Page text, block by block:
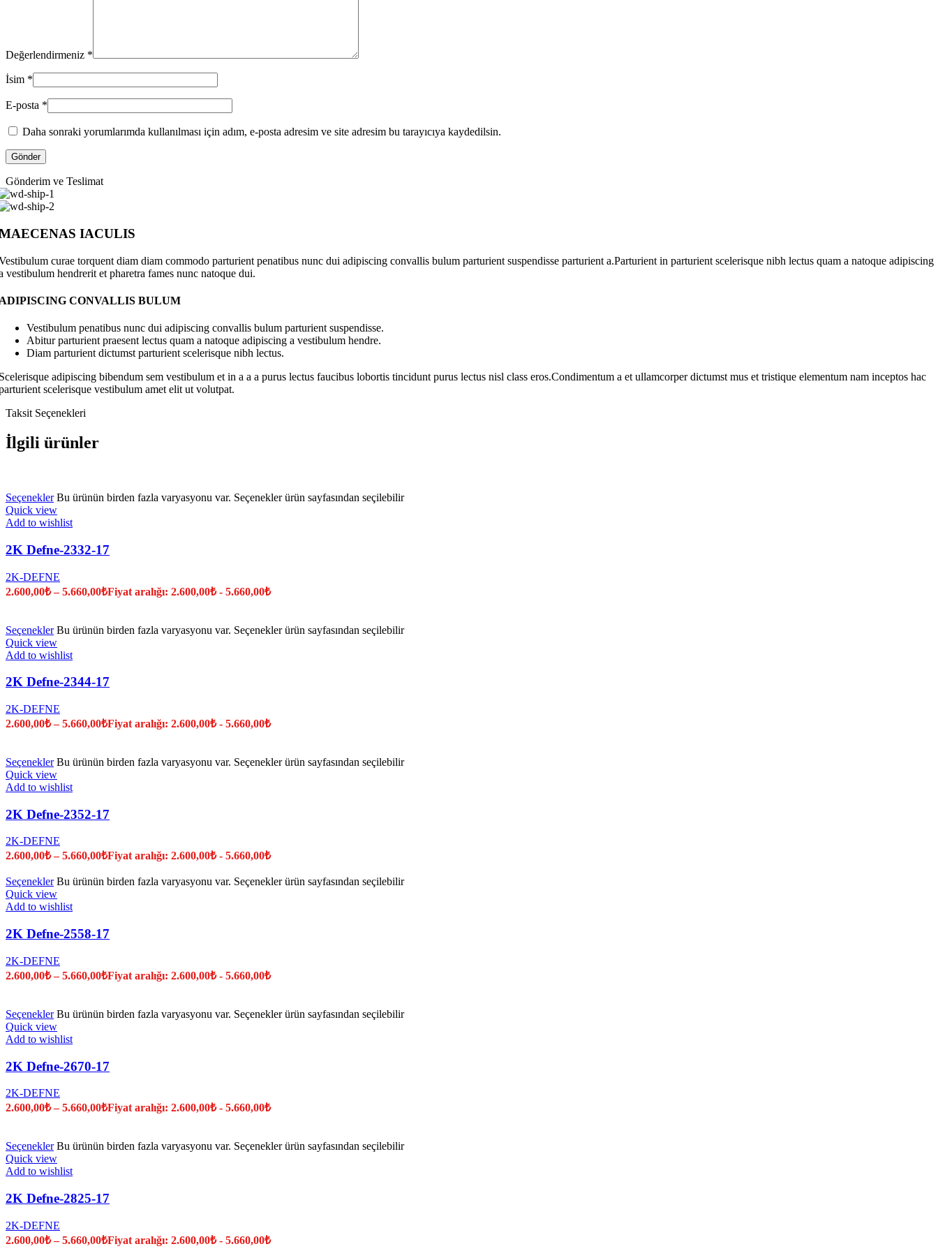
Değerlendirmeniz *
İsim *
E-posta *
Daha sonraki yorumlarımda kullanılması için adım, e-posta adresim ve site adresim bu tarayıcıya kaydedilsin.
Gönderim ve Teslimat
IACULIS
curae torquent diam diam commodo parturient penatibus nunc dui adipiscing convallis bulum parturient suspendisse parturient a.Parturient in parturient scelerisque nibh lectus quam a natoque adipiscing
vestibulum hendrerit et pharetra fames nunc natoque dui.
CONVALLIS BULUM
Vestibulum penatibus nunc dui adipiscing convallis bulum parturient suspendisse.
Abitur parturient praesent lectus quam a natoque adipiscing a vestibulum hendre.
Diam parturient dictumst parturient scelerisque nibh lectus.
adipiscing bibendum sem vestibulum et in a a a purus lectus faucibus lobortis tincidunt purus lectus nisl class eros.Condimentum a et ullamcorper dictumst mus et tristique elementum nam inceptos hac
scelerisque vestibulum amet elit ut volutpat.
Taksit Seçenekleri
İlgili ürünler
Seçenekler Bu ürünün birden fazla varyasyonu var. Seçenekler ürün sayfasından seçilebilir
Quick view
Add to wishlist
2K Defne-2332-17
2K-DEFNE
2.600,00₺ –5.660,00₺Fiyat aralığı: 2.600,00₺ - 5.660,00₺
Seçenekler Bu ürünün birden fazla varyasyonu var. Seçenekler ürün sayfasından seçilebilir
Quick view
Add to wishlist
2K Defne-2344-17
2K-DEFNE
2.600,00₺ –5.660,00₺Fiyat aralığı: 2.600,00₺ - 5.660,00₺
Seçenekler Bu ürünün birden fazla varyasyonu var. Seçenekler ürün sayfasından seçilebilir
Quick view
Add to wishlist
2K Defne-2352-17
2K-DEFNE
2.600,00₺ –5.660,00₺Fiyat aralığı: 2.600,00₺ - 5.660,00₺
Seçenekler Bu ürünün birden fazla varyasyonu var. Seçenekler ürün sayfasından seçilebilir
Quick view
Add to wishlist
2K Defne-2558-17
2K-DEFNE
2.600,00₺ –5.660,00₺Fiyat aralığı: 2.600,00₺ - 5.660,00₺
Seçenekler Bu ürünün birden fazla varyasyonu var. Seçenekler ürün sayfasından seçilebilir
Quick view
Add to wishlist
2K Defne-2670-17
2K-DEFNE
2.600,00₺ –5.660,00₺Fiyat aralığı: 2.600,00₺ - 5.660,00₺
Seçenekler Bu ürünün birden fazla varyasyonu var. Seçenekler ürün sayfasından seçilebilir
Quick view
Add to wishlist
2K Defne-2825-17
2K-DEFNE
2.600,00₺ –5.660,00₺Fiyat aralığı: 2.600,00₺ - 5.660,00₺